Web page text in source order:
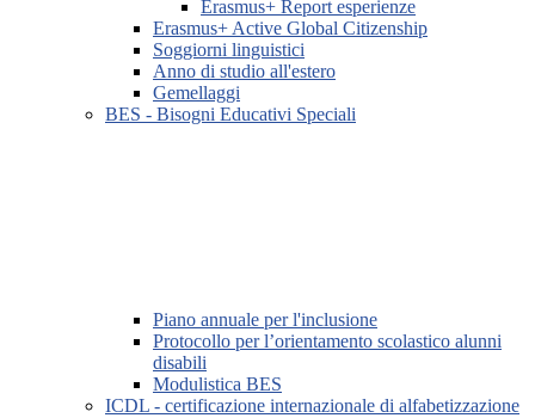
Erasmus+ Report esperienze
Erasmus+ Active Global Citizenship
Soggiorni linguistici
Anno di studio all'estero
Gemellaggi
BES - Bisogni Educativi Speciali
Piano annuale per l'inclusione
Protocollo per l’orientamento scolastico alunni
disabili
Modulistica BES
ICDL - certificazione internazionale di alfabetizzazione